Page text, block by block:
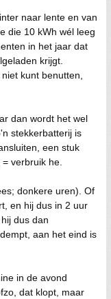
naar lente en van
die 10 kWh wél leeg
in het jaar dat
krijgt.
kunt benutten,
dan wordt het wel
stekkerbatterij is
een stuk
verbruik he.
donkere uren). Of
en hij dus in 2 uur
dus dan
aan het eind is
in de avond
dat klopt, maar